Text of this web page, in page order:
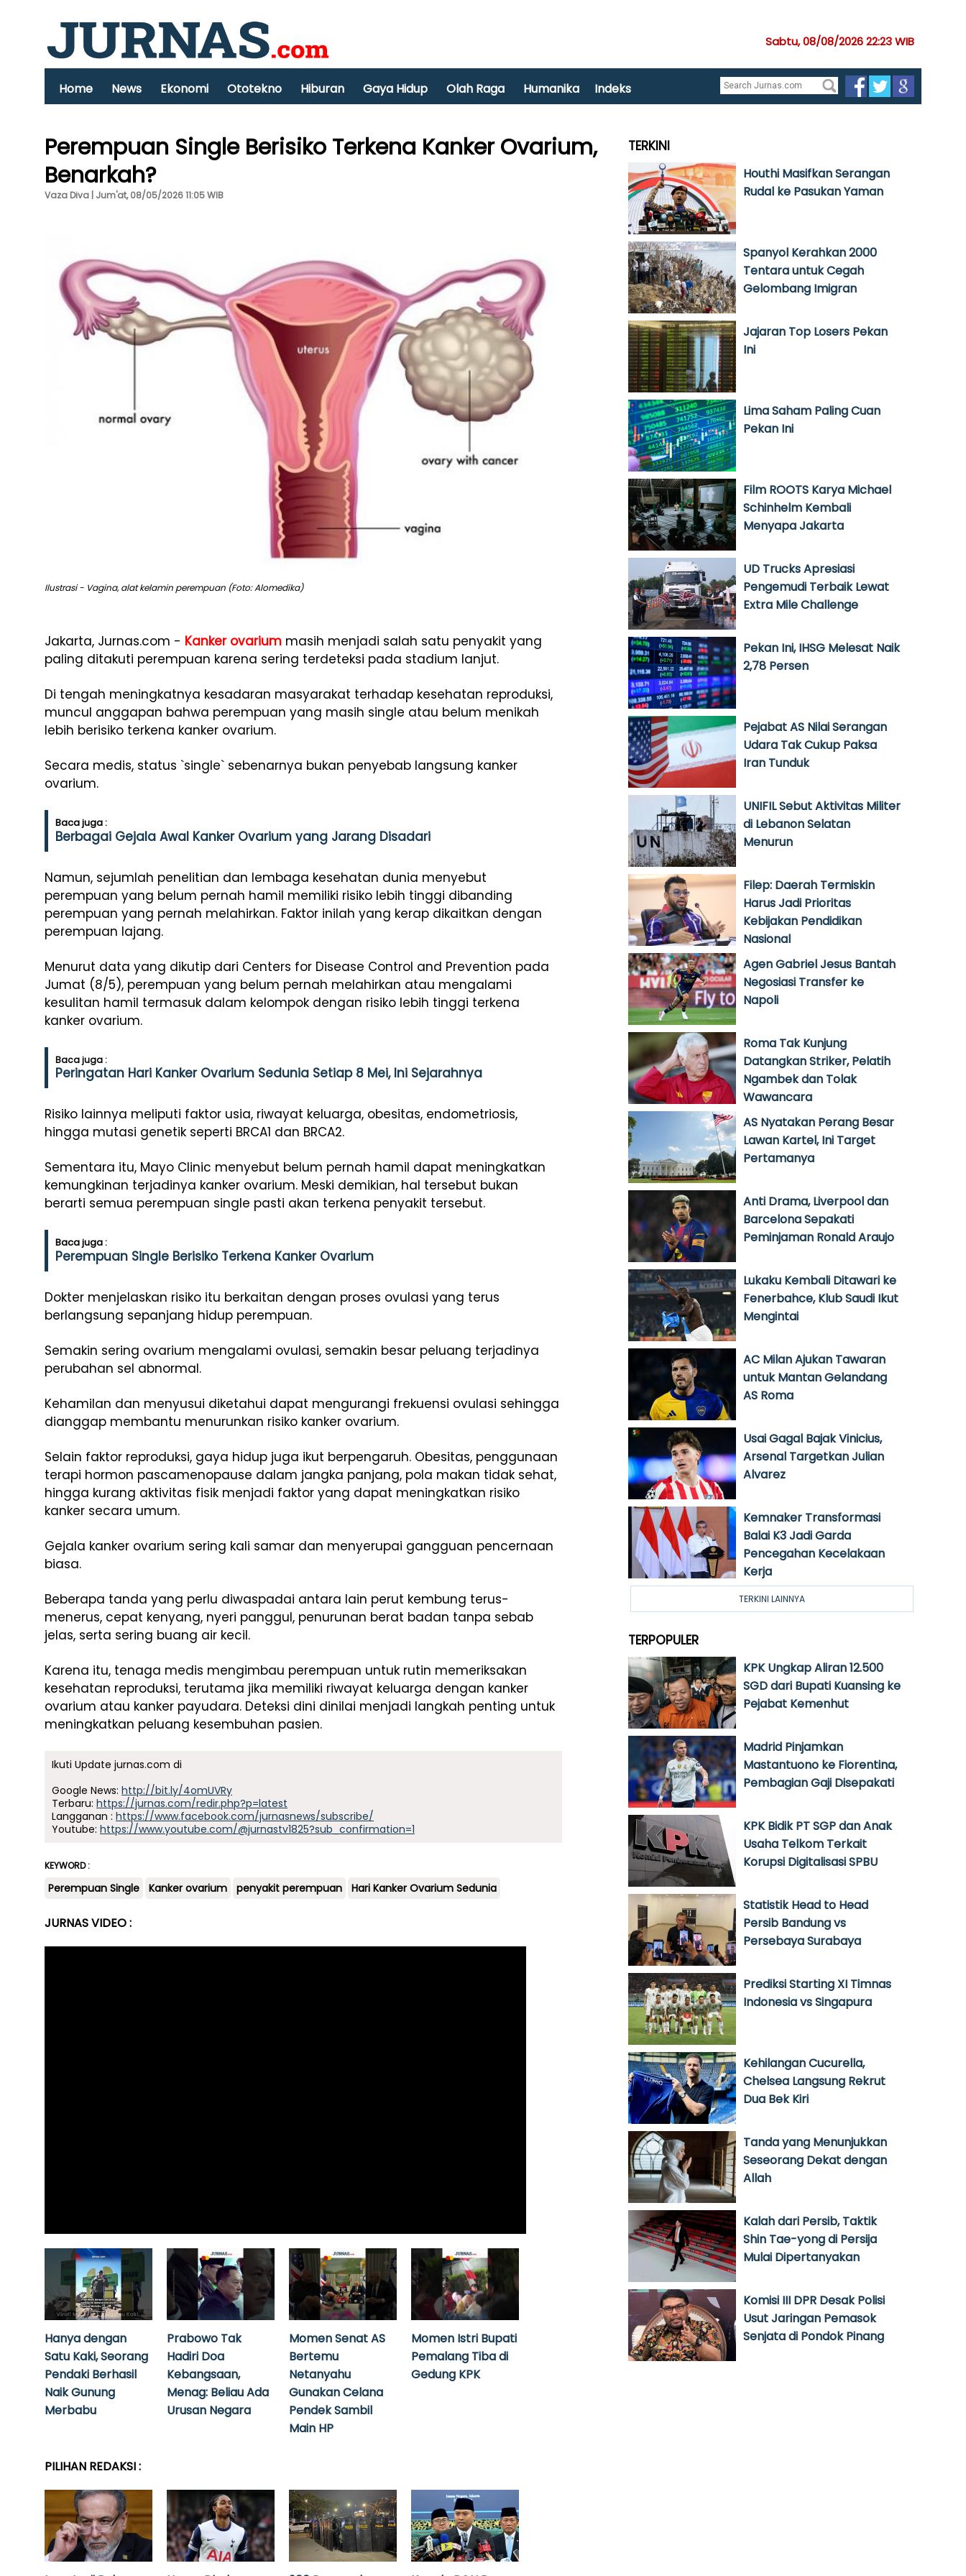
Sabtu, 08/08/2026 22:23 WIB
Home News Ekonomi Ototekno Hiburan Gaya Hidup Olah Raga Humanika Indeks
Perempuan Single Berisiko Terkena Kanker Ovarium,
Benarkah?
Vaza Diva | Jum'at, 08/05/2026 11:05 WIB
Ilustrasi - Vagina, alat kelamin perempuan (Foto: Alomedika)
Jakarta, Jurnas.com - Kanker ovarium masih menjadi salah satu penyakit yang
paling ditakuti perempuan karena sering terdeteksi pada stadium lanjut.
Di tengah meningkatnya kesadaran masyarakat terhadap kesehatan reproduksi,
muncul anggapan bahwa perempuan yang masih single atau belum menikah
lebih berisiko terkena kanker ovarium.
Secara medis, status `single` sebenarnya bukan penyebab langsung kanker
ovarium.
Baca juga :
Berbagai Gejala Awal Kanker Ovarium yang Jarang Disadari
Namun, sejumlah penelitian dan lembaga kesehatan dunia menyebut
perempuan yang belum pernah hamil memiliki risiko lebih tinggi dibanding
perempuan yang pernah melahirkan. Faktor inilah yang kerap dikaitkan dengan
perempuan lajang.
Menurut data yang dikutip dari Centers for Disease Control and Prevention pada
Jumat (8/5), perempuan yang belum pernah melahirkan atau mengalami
kesulitan hamil termasuk dalam kelompok dengan risiko lebih tinggi terkena
kanker ovarium.
Baca juga :
Peringatan Hari Kanker Ovarium Sedunia Setiap 8 Mei, Ini Sejarahnya
Risiko lainnya meliputi faktor usia, riwayat keluarga, obesitas, endometriosis,
hingga mutasi genetik seperti BRCA1 dan BRCA2.
Sementara itu, Mayo Clinic menyebut belum pernah hamil dapat meningkatkan
kemungkinan terjadinya kanker ovarium. Meski demikian, hal tersebut bukan
berarti semua perempuan single pasti akan terkena penyakit tersebut.
Baca juga :
Perempuan Single Berisiko Terkena Kanker Ovarium
Dokter menjelaskan risiko itu berkaitan dengan proses ovulasi yang terus
berlangsung sepanjang hidup perempuan.
Semakin sering ovarium mengalami ovulasi, semakin besar peluang terjadinya
perubahan sel abnormal.
Kehamilan dan menyusui diketahui dapat mengurangi frekuensi ovulasi sehingga
dianggap membantu menurunkan risiko kanker ovarium.
Selain faktor reproduksi, gaya hidup juga ikut berpengaruh. Obesitas, penggunaan
terapi hormon pascamenopause dalam jangka panjang, pola makan tidak sehat,
hingga kurang aktivitas fisik menjadi faktor yang dapat meningkatkan risiko
kanker secara umum.
Gejala kanker ovarium sering kali samar dan menyerupai gangguan pencernaan
biasa.
Beberapa tanda yang perlu diwaspadai antara lain perut kembung terus-
menerus, cepat kenyang, nyeri panggul, penurunan berat badan tanpa sebab
jelas, serta sering buang air kecil.
Karena itu, tenaga medis mengimbau perempuan untuk rutin memeriksakan
kesehatan reproduksi, terutama jika memiliki riwayat keluarga dengan kanker
ovarium atau kanker payudara. Deteksi dini dinilai menjadi langkah penting untuk
meningkatkan peluang kesembuhan pasien.
Ikuti Update jurnas.com di
Google News: http://bit.ly/4omUVRy
Terbaru: https://jurnas.com/redir.php?p=latest
Langganan : https://www.facebook.com/jurnasnews/subscribe/
Youtube: https://www.youtube.com/@jurnastv1825?sub_confirmation=1
KEYWORD :
Perempuan Single Kanker ovarium penyakit perempuan Hari Kanker Ovarium Sedunia
JURNAS VIDEO :
Hanya dengan
Satu Kaki, Seorang
Pendaki Berhasil
Naik Gunung
Merbabu
Prabowo Tak
Hadiri Doa
Kebangsaan,
Menag: Beliau Ada
Urusan Negara
Momen Senat AS
Bertemu
Netanyahu
Gunakan Celana
Pendek Sambil
Main HP
Momen Istri Bupati
Pemalang Tiba di
Gedung KPK
PILIHAN REDAKSI :
TERKINI
Houthi Masifkan Serangan
Rudal ke Pasukan Yaman
Spanyol Kerahkan 2000
Tentara untuk Cegah
Gelombang Imigran
Jajaran Top Losers Pekan
Ini
Lima Saham Paling Cuan
Pekan Ini
Film ROOTS Karya Michael
Schinhelm Kembali
Menyapa Jakarta
UD Trucks Apresiasi
Pengemudi Terbaik Lewat
Extra Mile Challenge
Pekan Ini, IHSG Melesat Naik
2,78 Persen
Pejabat AS Nilai Serangan
Udara Tak Cukup Paksa
Iran Tunduk
UNIFIL Sebut Aktivitas Militer
di Lebanon Selatan
Menurun
Filep: Daerah Termiskin
Harus Jadi Prioritas
Kebijakan Pendidikan
Nasional
Agen Gabriel Jesus Bantah
Negosiasi Transfer ke
Napoli
Roma Tak Kunjung
Datangkan Striker, Pelatih
Ngambek dan Tolak
Wawancara
AS Nyatakan Perang Besar
Lawan Kartel, Ini Target
Pertamanya
Anti Drama, Liverpool dan
Barcelona Sepakati
Peminjaman Ronald Araujo
Lukaku Kembali Ditawari ke
Fenerbahce, Klub Saudi Ikut
Mengintai
AC Milan Ajukan Tawaran
untuk Mantan Gelandang
AS Roma
Usai Gagal Bajak Vinicius,
Arsenal Targetkan Julian
Alvarez
Kemnaker Transformasi
Balai K3 Jadi Garda
Pencegahan Kecelakaan
Kerja
TERKINI LAINNYA
TERPOPULER
KPK Ungkap Aliran 12.500
SGD dari Bupati Kuansing ke
Pejabat Kemenhut
Madrid Pinjamkan
Mastantuono ke Fiorentina,
Pembagian Gaji Disepakati
KPK Bidik PT SGP dan Anak
Usaha Telkom Terkait
Korupsi Digitalisasi SPBU
Statistik Head to Head
Persib Bandung vs
Persebaya Surabaya
Prediksi Starting XI Timnas
Indonesia vs Singapura
Kehilangan Cucurella,
Chelsea Langsung Rekrut
Dua Bek Kiri
Tanda yang Menunjukkan
Seseorang Dekat dengan
Allah
Kalah dari Persib, Taktik
Shin Tae-yong di Persija
Mulai Dipertanyakan
Komisi III DPR Desak Polisi
Usut Jaringan Pemasok
Senjata di Pondok Pinang